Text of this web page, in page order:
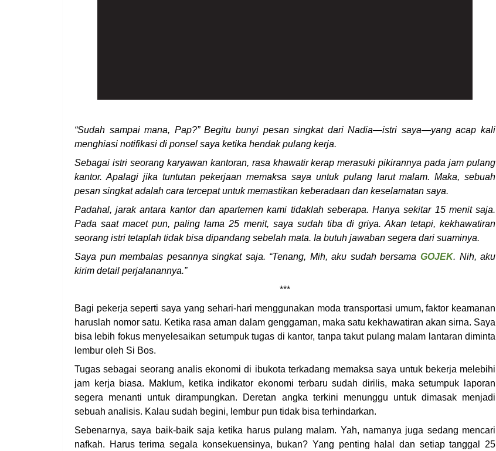
“Sudah sampai mana, Pap?” Begitu bunyi pesan singkat dari Nadia—istri saya—yang acap kali
menghiasi notifikasi di ponsel saya ketika hendak pulang kerja.
Sebagai istri seorang karyawan kantoran, rasa khawatir kerap merasuki pikirannya pada jam pulang
kantor. Apalagi jika tuntutan pekerjaan memaksa saya untuk pulang larut malam. Maka, sebuah
pesan singkat adalah cara tercepat untuk memastikan keberadaan dan keselamatan saya.
Padahal, jarak antara kantor dan apartemen kami tidaklah seberapa. Hanya sekitar 15 menit saja.
Pada saat macet pun, paling lama 25 menit, saya sudah tiba di griya. Akan tetapi, kekhawatiran
seorang istri tetaplah tidak bisa dipandang sebelah mata. Ia butuh jawaban segera dari suaminya.
Saya pun membalas pesannya singkat saja. “Tenang, Mih, aku sudah bersama GOJEK. Nih, aku
kirim detail perjalanannya.”
***
Bagi pekerja seperti saya yang sehari-hari menggunakan moda transportasi umum, faktor keamanan
haruslah nomor satu. Ketika rasa aman dalam genggaman, maka satu kekhawatiran akan sirna. Saya
bisa lebih fokus menyelesaikan setumpuk tugas di kantor, tanpa takut pulang malam lantaran diminta
lembur oleh Si Bos.
Tugas sebagai seorang analis ekonomi di ibukota terkadang memaksa saya untuk bekerja melebihi
jam kerja biasa. Maklum, ketika indikator ekonomi terbaru sudah dirilis, maka setumpuk laporan
segera menanti untuk dirampungkan. Deretan angka terkini menunggu untuk dimasak menjadi
sebuah analisis. Kalau sudah begini, lembur pun tidak bisa terhindarkan.
Sebenarnya, saya baik-baik saja ketika harus pulang malam. Yah, namanya juga sedang mencari
nafkah. Harus terima segala konsekuensinya, bukan? Yang penting halal dan setiap tanggal 25